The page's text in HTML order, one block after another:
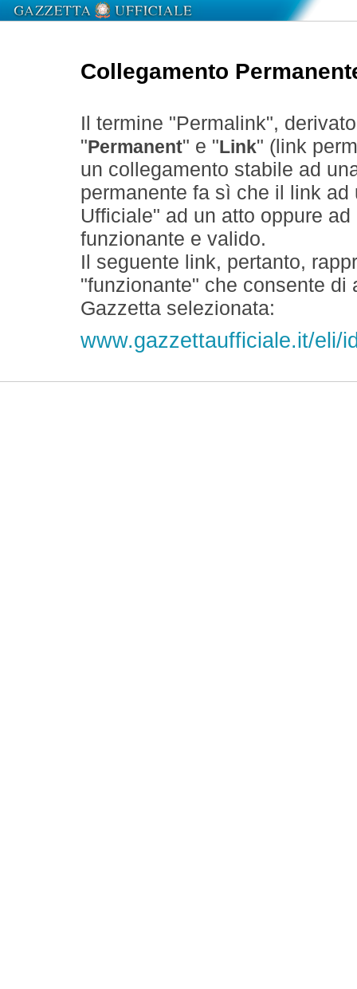
Collegamento
Il termine "Permalink",
" Permanent" e " Link" (link
un collegamento stabile ad
permanente fa sì che il link
Ufficiale" ad un atto oppure
funzionante e valido.
Il seguente link, pertanto,
"funzionante" che consente
Gazzetta selezionata:
www.gazzettaufficiale.it/eli/